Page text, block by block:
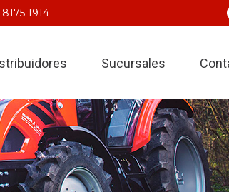
1914
Sucursales